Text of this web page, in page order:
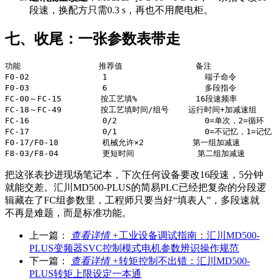
段速，换配方只需0.3 s，再也不用爬电柜。
七、收尾：一张参数表带走
功能                推荐值               备注
F0-02               1                    端子命令
F0-03               6                    多段指令
FC-00～FC-15        按工艺填%            16段速频率
FC-18～FC-49        按工艺填时间/组号    运行时间+加减速组
FC-16               0/2                  0=单次，2=循环
FC-17               0/1                  0=不记忆，1=记忆
F0-17/F0-18         机械允许×2          第一组加减速
把这张表抄进现场笔记本，下次任何设备要改16段速，5分钟
就能交差。汇川MD500-PLUS的简易PLC已经把复杂的分段逻
辑藏在了FC组参数里，工程师只要当好“填表人”，多段速就
不再是难题，而是标准功能。
上一篇： 查看详情 +工业设备调试指南：汇川MD500-
PLUS变频器SVC控制模式电机参数辨识操作规范
下一篇：
查看详情 +转矩控制不出错：汇川MD500-
PLUS转矩上限设定一本通